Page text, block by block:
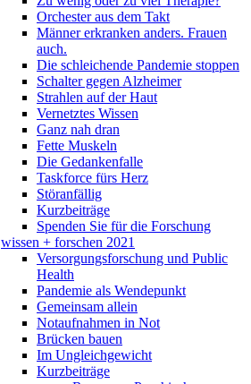
Orchester aus dem Takt
Männer erkranken anders. Frauen
auch.
Die schleichende Pandemie stoppen
Schalter gegen Alzheimer
Strahlen auf der Haut
Vernetztes Wissen
Ganz nah dran
Fette Muskeln
Die Gedankenfalle
Taskforce fürs Herz
Störanfällig
Kurzbeiträge
Spenden Sie für die Forschung
wissen + forschen 2021
Versorgungsforschung und Public
Health
Pandemie als Wendepunkt
Gemeinsam allein
Notaufnahmen in Not
Brücken bauen
Im Ungleichgewicht
Kurzbeiträge